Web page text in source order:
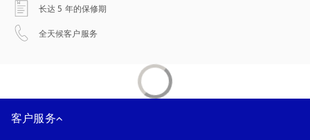
长达 5 年的保修期
全天候客户服务
客户服务